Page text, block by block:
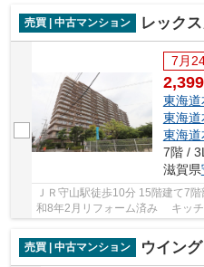
売買 | 中古マンション
レック
7月
2,399
東海道
東海道
東海道
7階 /
滋賀県
ＪＲ守山駅徒歩10分 15階建て7
和8年2月リフォーム済み キッチ
売買 | 中古マンション
ウイン